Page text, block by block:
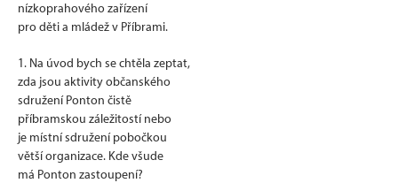
nízkoprahového zařízení
pro děti a mládež v Příbrami.
1. Na úvod bych se chtěla zeptat,
zda jsou aktivity občanského
sdružení Ponton čistě
příbramskou záležitostí nebo
je místní sdružení pobočkou
větší organizace. Kde všude
má Ponton zastoupení?